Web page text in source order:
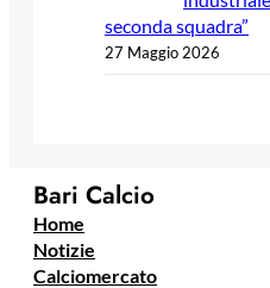
seconda squadra”
27 Maggio 2026
Bari Calcio
Home
Notizie
Calciomercato